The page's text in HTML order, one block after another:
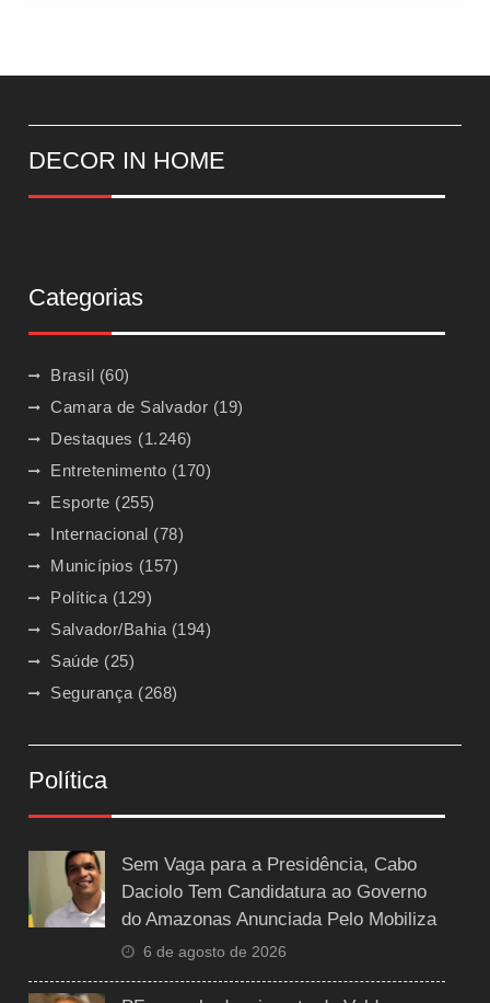
DECOR IN HOME
Categorias
Brasil (60)
Camara de Salvador (19)
Destaques (1.246)
Entretenimento (170)
Esporte (255)
Internacional (78)
Municípios (157)
Política (129)
Salvador/Bahia (194)
Saúde (25)
Segurança (268)
Política
Sem Vaga para a Presidência, Cabo
Daciolo Tem Candidatura ao Governo
do Amazonas Anunciada Pelo Mobiliza
6 de agosto de 2026